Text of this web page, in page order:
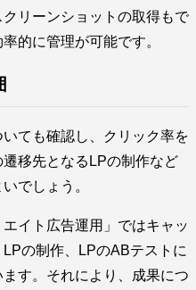
リーンショットの取得もで
的に管理が可能です。
ても確認し、クリック率を
移先となるLPの制作など
でしょう。
イト広告運用」ではキャッ
の制作、LPのABテストに
す。それにより、成果につ